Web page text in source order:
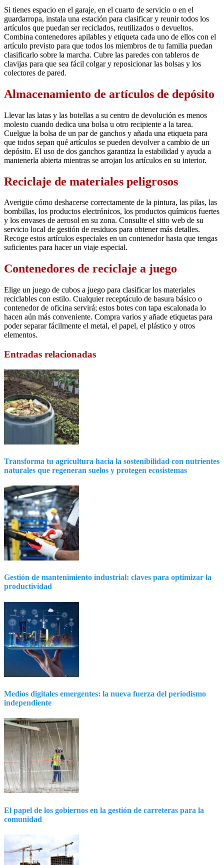
Si tienes espacio en el garaje, en el cuarto de servicio o en el
guardarropa, instala una estación para clasificar y reunir todos los
artículos que puedan ser reciclados, reutilizados o devueltos.
Combina contenedores apilables y etiqueta cada uno de ellos con el
artículo previsto para que todos los miembros de tu familia puedan
clasificarlo sobre la marcha. Cubre las paredes con tableros de
clavijas para que sea fácil colgar y reposicionar las bolsas y los
colectores de pared.
Almacenamiento de artículos de depósito
Llevar las latas y las botellas a su centro de devolución es menos
molesto cuando dedica una bolsa u otro recipiente a la tarea.
Cuelgue la bolsa de un par de ganchos y añada una etiqueta para
que todos sepan qué artículos se pueden devolver a cambio de un
depósito. El uso de dos ganchos garantiza la estabilidad y ayuda a
mantenerla abierta mientras se arrojan los artículos en su interior.
Reciclaje de materiales peligrosos
Averigüe cómo deshacerse correctamente de la pintura, las pilas, las
bombillas, los productos electrónicos, los productos químicos fuertes
y los envases de aerosol en su zona. Consulte el sitio web de su
servicio local de gestión de residuos para obtener más detalles.
Recoge estos artículos especiales en un contenedor hasta que tengas
suficientes para hacer un viaje especial.
Contenedores de reciclaje a juego
Elige un juego de cubos a juego para clasificar los materiales
reciclables con estilo. Cualquier receptáculo de basura básico o
contenedor de oficina servirá; estos botes con tapa escalonada lo
hacen aún más conveniente. Compra varios y añade etiquetas para
poder separar fácilmente el metal, el papel, el plástico y otros
elementos.
Entradas relacionadas
Transforma tu agricultura hacia la sostenibilidad con nutrientes
naturales que regeneran suelos y protegen ecosistemas
Gestión de mantenimiento industrial: claves para optimizar la
productividad
Medios digitales emergentes: la nueva fuerza del periodismo
independiente
El papel de los gobiernos en la gestión de carreteras para la
comunidad